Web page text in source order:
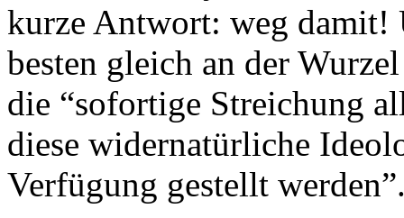
kurze Antwort: weg damit!
besten gleich an der
die “sofortige Streichung
diese widernatürliche
Verfügung gestellt